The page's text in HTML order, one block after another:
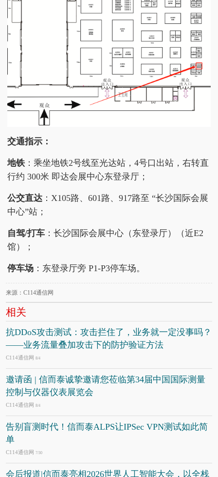
交通指示：
地铁：乘坐地铁2号线至光达站，4号口出站，右转直
行约 300米 即达会展中心东登录厅；
公交直达 ：X105路、601路、917路至 “长沙国际会展
中心”站；
自驾/打车 ：长沙国际会展中心（东登录厅）（近E2
馆）；
停车场 ：东登录厅旁 P1-P3停车场。
来源：C114通信网
相关
抗DDoS攻击测试：攻击拦住了，业务就一定没事吗？
——业务流量叠加攻击下的防护验证方法
C114通信网 8/4
邀请函 | 信而泰诚挚邀请您莅临第34届中国国际测量
控制与仪器仪表展览会
C114通信网 8/4
告别盲测时代！信而泰ALPS让IPSec VPN测试如此简
单
C114通信网 7/30
会后报道|信而泰亮相2026世界人工智能大会，以全栈